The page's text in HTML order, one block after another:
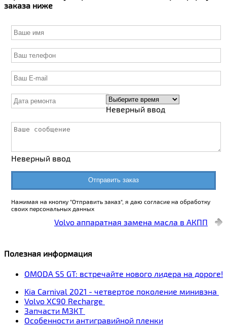
заказа ниже
Неверный ввод
Неверный ввод
Отправить заказ
Нажимая на кнопку "Отправить заказ", я даю согласие на обработку
своих персональных данных
Volvo аппаратная замена масла в АКПП
Полезная информация
OMODA S5 GT: встречайте нового лидера на дороге!
Kia Carnival 2021 - четвертое поколение минивэна
Volvo XC90 Recharge
Запчасти МЗКТ
Особенности антигравийной пленки